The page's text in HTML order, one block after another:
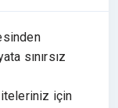
sınırsız
için